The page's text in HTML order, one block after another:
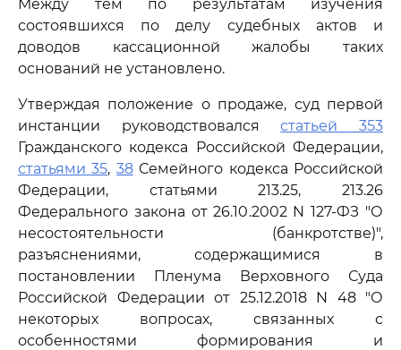
Между тем по результатам изучения
состоявшихся по делу судебных актов и
доводов кассационной жалобы таких
оснований не установлено.
Утверждая положение о продаже, суд первой
инстанции руководствовалсястатьей 353
Гражданского кодекса Российской Федерации,
статьями 35, 38Семейного кодекса Российской
Федерации, статьями 213.25, 213.26
Федерального закона от 26.10.2002 N 127-ФЗ "О
несостоятельности (банкротстве)",
разъяснениями, содержащимися в
постановлении Пленума Верховного Суда
Российской Федерации от 25.12.2018 N 48 "О
некоторых вопросах, связанных с
особенностями формирования и